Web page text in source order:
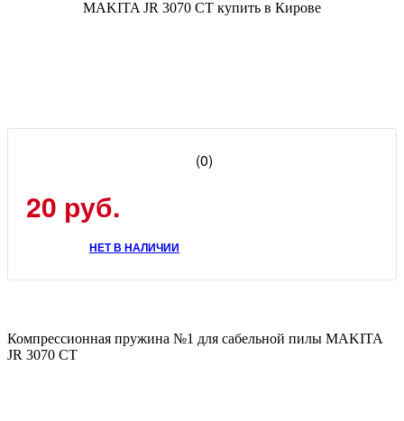
(0)
20 руб.
НЕТ В НАЛИЧИИ
Компрессионная пружина №1 для сабельной пилы MAKITA
JR 3070 CT